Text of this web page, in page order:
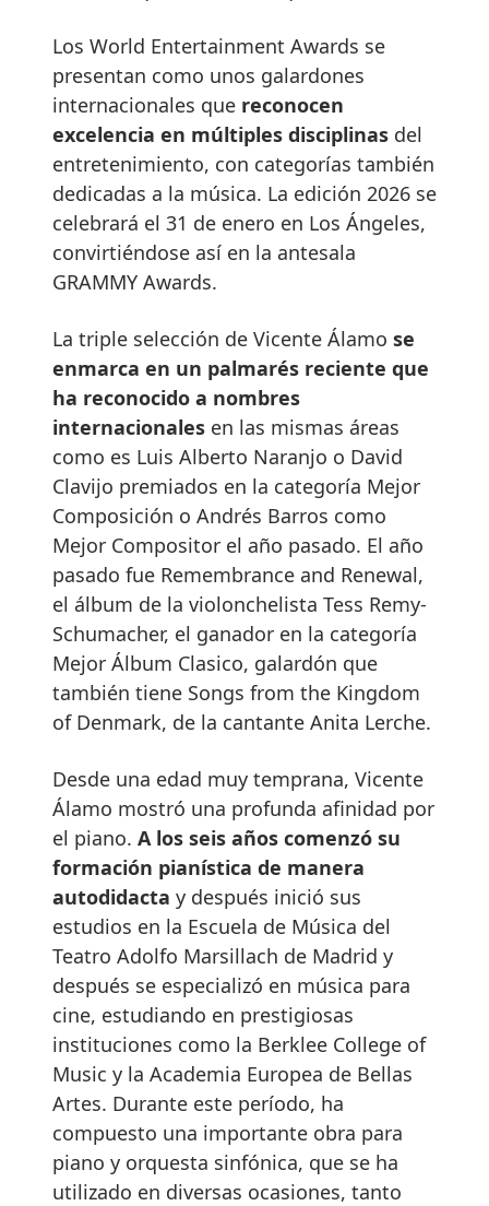
Los World Entertainment Awards se
presentan como unos galardones
internacionales que reconocen
excelencia en múltiples disciplinas del
entretenimiento, con categorías también
dedicadas a la música. La edición 2026 se
celebrará el 31 de enero en Los Ángeles,
convirtiéndose así en la antesala
GRAMMY Awards.
La triple selección de Vicente Álamo se
enmarca en un palmarés reciente que
ha reconocido a nombres
internacionales en las mismas áreas
como es Luis Alberto Naranjo o David
Clavijo premiados en la categoría Mejor
Composición o Andrés Barros como
Mejor Compositor el año pasado. El año
pasado fue Remembrance and Renewal,
el álbum de la violonchelista Tess Remy-
Schumacher, el ganador en la categoría
Mejor Álbum Clasico, galardón que
también tiene Songs from the Kingdom
of Denmark, de la cantante Anita Lerche.
Desde una edad muy temprana, Vicente
Álamo mostró una profunda afinidad por
el piano. A los seis años comenzó su
formación pianística de manera
autodidacta y después inició sus
estudios en la Escuela de Música del
Teatro Adolfo Marsillach de Madrid y
después se especializó en música para
cine, estudiando en prestigiosas
instituciones como la Berklee College of
Music y la Academia Europea de Bellas
Artes. Durante este período, ha
compuesto una importante obra para
piano y orquesta sinfónica, que se ha
utilizado en diversas ocasiones, tanto